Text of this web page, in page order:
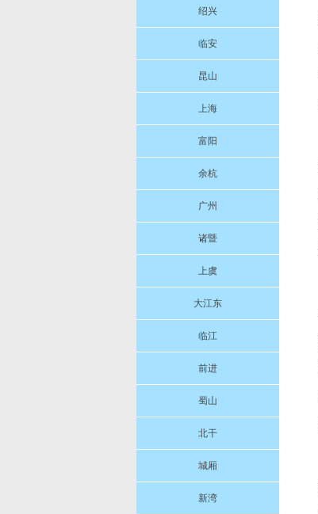
绍兴
临安
昆山
上海
富阳
余杭
广州
诸暨
上虞
大江东
临江
前进
蜀山
北干
城厢
新湾